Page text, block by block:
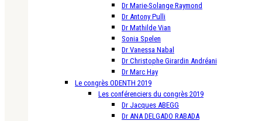
Dr Marie-Solange Raymond
Dr Antony Pulli
Dr Mathilde Vian
Sonia Spelen
Dr Vanessa Nabal
Dr Christophe Girardin Andréani
Dr Marc Hay
Le congrès ODENTH 2019
Les conférenciers du congrès 2019
Dr Jacques ABEGG
Dr ANA DELGADO RABADA